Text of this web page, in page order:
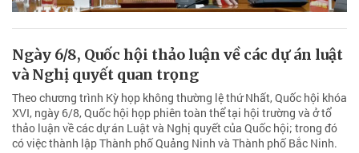
Ngày 6/8, Quốc hội thảo luận về các dự án luật
và Nghị quyết quan trọng
Theo chương trình Kỳ họp không thường lệ thứ Nhất, Quốc hội khóa
XVI, ngày 6/8, Quốc hội họp phiên toàn thể tại hội trường và ở tổ
thảo luận về các dự án Luật và Nghị quyết của Quốc hội; trong đó
có việc thành lập Thành phố Quảng Ninh và Thành phố Bắc Ninh.